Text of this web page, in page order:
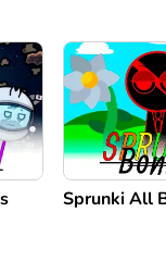
Sprunki All